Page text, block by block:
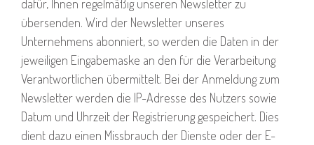
dafür, Ihnen regelmäßig unseren Newsletter zu
übersenden. Wird der Newsletter unseres
Unternehmens abonniert, so werden die Daten in der
jeweiligen Eingabemaske an den für die Verarbeitung
Verantwortlichen übermittelt. Bei der Anmeldung zum
Newsletter werden die IP-Adresse des Nutzers sowie
Datum und Uhrzeit der Registrierung gespeichert. Dies
dient dazu einen Missbrauch der Dienste oder der E-